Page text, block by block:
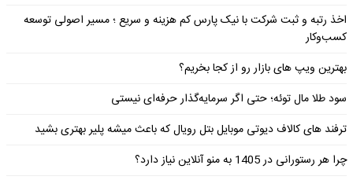
اخذ رتبه و ثبت شرکت با نیک پارس کم هزینه و سریع ؛ مسیر اصولی توسعه
کسب‌وکار
بهترین ویپ های بازار رو از کجا بخریم؟
سود طلا مال توئه؛ حتی اگر سرمایه‌گذار حرفه‌ای نیستی
ترفند های کالاف دیوتی موبایل بتل رویال که باعث میشه پلیر بهتری بشید
چرا هر رستورانی در 1405 به منو آنلاین نیاز دارد؟